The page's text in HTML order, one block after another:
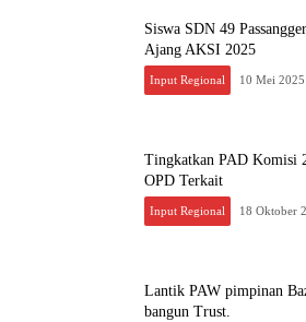
Siswa SDN 49
Ajang AKSI 2025
Input Regional 10 Mei 2025
Tingkatkan PAD Komisi
OPD Terkait
Input Regional 18 Oktober
Lantik PAW pimpinan
bangun Trust.